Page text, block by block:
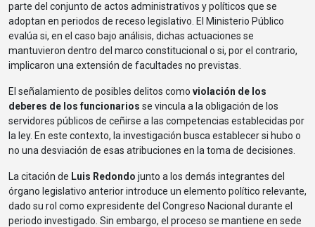
parte del conjunto de actos administrativos y políticos que se
adoptan en periodos de receso legislativo. El Ministerio Público
evalúa si, en el caso bajo análisis, dichas actuaciones se
mantuvieron dentro del marco constitucional o si, por el contrario,
implicaron una extensión de facultades no previstas.
El señalamiento de posibles delitos como violación de los
deberes de los funcionarios se vincula a la obligación de los
servidores públicos de ceñirse a las competencias establecidas por
la ley. En este contexto, la investigación busca establecer si hubo o
no una desviación de esas atribuciones en la toma de decisiones.
La citación de Luis Redondo junto a los demás integrantes del
órgano legislativo anterior introduce un elemento político relevante,
dado su rol como expresidente del Congreso Nacional durante el
periodo investigado. Sin embargo, el proceso se mantiene en sede